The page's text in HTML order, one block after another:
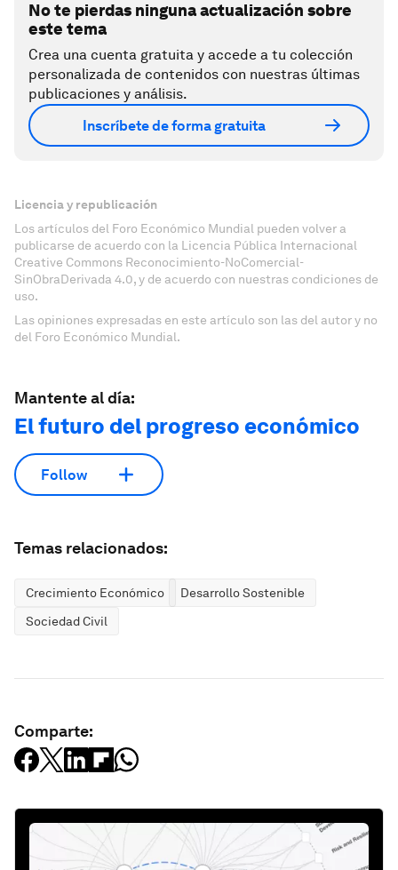
No te pierdas ninguna actualización sobre
este tema
Crea una cuenta gratuita y accede a tu colección
personalizada de contenidos con nuestras últimas
publicaciones y análisis.
Inscríbete de forma gratuita
Licencia y republicación
Los artículos del Foro Económico Mundial pueden volver a
publicarse de acuerdo con la Licencia Pública Internacional
Creative Commons Reconocimiento-NoComercial-
SinObraDerivada 4.0, y de acuerdo con nuestras condiciones de
uso.
Las opiniones expresadas en este artículo son las del autor y no
del Foro Económico Mundial.
Mantente al día:
El futuro del progreso económico
Follow
Temas relacionados:
Crecimiento Económico
Desarrollo Sostenible
Sociedad Civil
Comparte: